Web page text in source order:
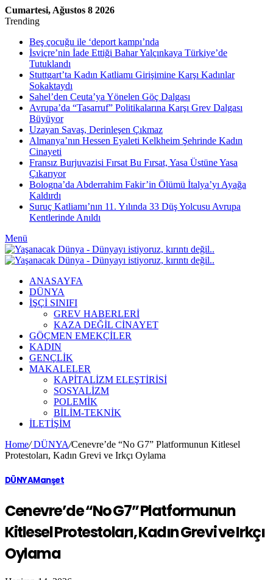
Cumartesi, Ağustos 8 2026
Trending
Beş çocuğu ile ‘deport kampı’nda
İsviçre’nin İade Ettiği Bahar Yalçınkaya Türkiye’de
Tutuklandı
Stuttgart’ta Kadın Katliamı Girişimine Karşı Kadınlar
Sokaktaydı
Sahel’den Ceuta’ya Yönelen Göç Dalgası
Avrupa’da “Tasarruf” Politikalarına Karşı Grev Dalgası
Büyüyor
Uzayan Savaş, Derinleşen Çıkmaz
Almanya’nın Hessen Eyaleti Kelkheim Şehrinde Kadın
Cinayeti
Fransız Burjuvazisi Fırsat Bu Fırsat, Yasa Üstüne Yasa
Çıkarıyor
Bologna’da Abderrahim Fakir’in Ölümü İtalya’yı Ayağa
Kaldırdı
Suruç Katliamı’nın 11. Yılında 33 Düş Yolcusu Avrupa
Kentlerinde Anıldı
Menü
ANASAYFA
DÜNYA
İŞÇİ SINIFI
GREV HABERLERİ
KAZA DEĞİL CİNAYET
GÖÇMEN EMEKÇİLER
KADIN
GENÇLİK
MAKALELER
KAPİTALİZM ELEŞTİRİSİ
SOSYALİZM
POLEMİK
BİLİM-TEKNİK
ILETIŞIM
Home/DÜNYA/Cenevre’de “No G7” Platformunun Kitlesel
Protestoları, Kadın Grevi ve Irkçı Oylama
DÜNYAManşet
Cenevre’de “No G7” Platformunun
Kitlesel Protestoları, Kadın Grevi ve Irkçı
Oylama